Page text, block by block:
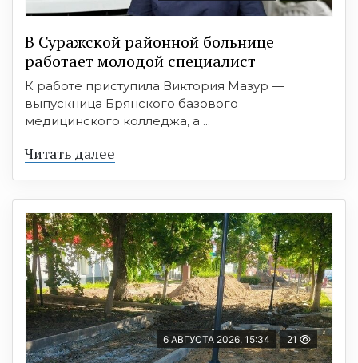
В Суражской районной больнице
работает молодой специалист
К работе приступила Виктория Мазур —
выпускница Брянского базового
медицинского колледжа, а ...
Читать далее
6 АВГУСТА 2026, 15:34 21